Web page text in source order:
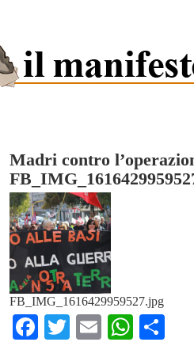
Madri contro
FB_IMG_1616429959527.jpg
Facebook
TwitterEmail